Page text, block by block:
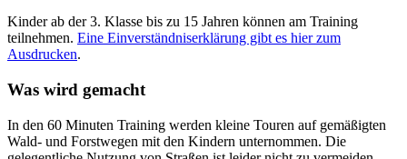
Kinder ab der 3. Klasse bis zu 15 Jahren können am Training
teilnehmen. Eine Einverständniserklärung gibt es hier zum
Ausdrucken.
Was wird gemacht
In den 60 Minuten Training werden kleine Touren auf gemäßigten
Wald- und Forstwegen mit den Kindern unternommen. Die